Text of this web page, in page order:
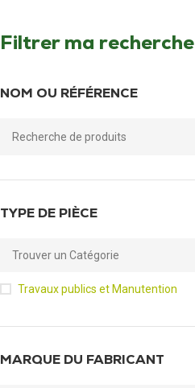
Filtrer ma recherche
NOM OU RÉFÉRENCE
TYPE DE PIÈCE
Travaux publics et Manutention
MARQUE DU FABRICANT